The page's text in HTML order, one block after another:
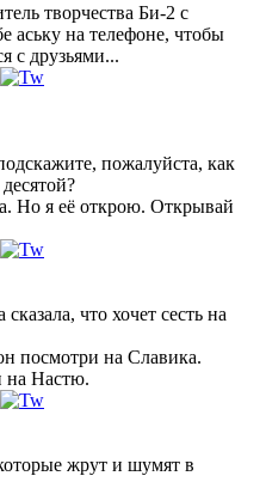
творчества Би-2 с
аську на телефоне, чтобы
с друзьями...
пожалуйста, как
Но я её открою. Открывай
что хочет сесть на
посмотри на Славика.
на Настю.
жрут и шумят в